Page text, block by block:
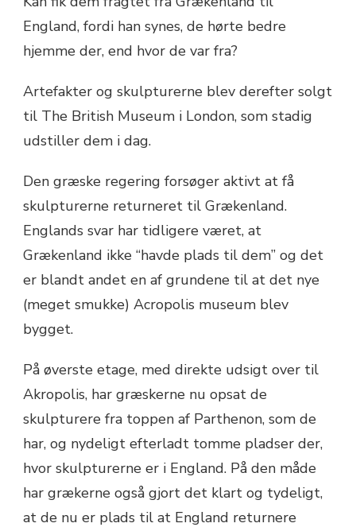
England, fordi han synes, de hørte bedre
hjemme der, end hvor de var fra?
Artefakter og skulpturerne blev derefter solgt
til The British Museum i London, som stadig
udstiller dem i dag.
Den græske regering forsøger aktivt at få
skulpturerne returneret til Grækenland.
Englands svar har tidligere været, at
Grækenland ikke “havde plads til dem” og det
er blandt andet en af grundene til at det nye
(meget smukke) Acropolis museum blev
bygget.
På øverste etage, med direkte udsigt over til
Akropolis, har græskerne nu opsat de
skulpturere fra toppen af Parthenon, som de
har, og nydeligt efterladt tomme pladser der,
hvor skulpturerne er i England. På den måde
har grækerne også gjort det klart og tydeligt,
at de nu er plads til at England returnere